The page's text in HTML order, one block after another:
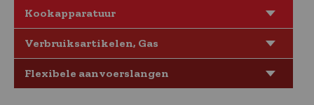
Kookapparatuur
Verbruiksartikelen, Gas
Flexibele aanvoerslangen